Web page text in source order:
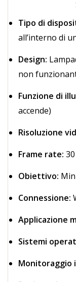
Tipo di
all’interno di
Design:
non
Funzione di
accende)
Risoluzione
Frame rate:
Obiettivo:
Connessione:
Applicazione
Sistemi
Monitoraggio